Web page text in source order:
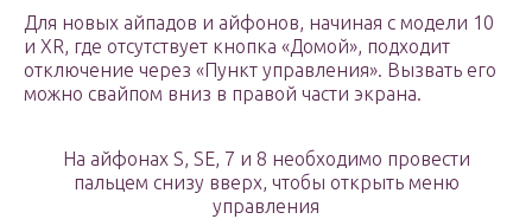
Для новых айпадов и айфонов, начиная с модели 10
и XR, где отсутствует кнопка «Домой», подходит
отключение через «Пункт управления». Вызвать его
можно свайпом вниз в правой части экрана.
На айфонах S, SE, 7 и 8 необходимо провести
пальцем снизу вверх, чтобы открыть меню
управления